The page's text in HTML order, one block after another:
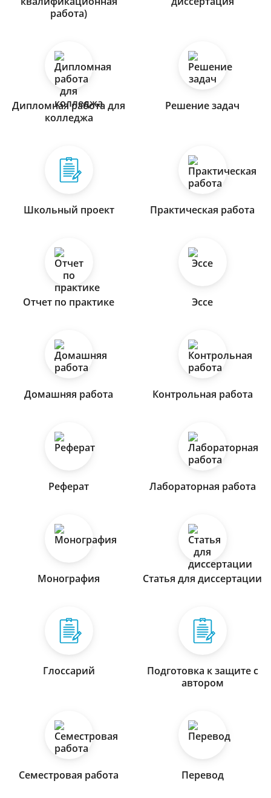
работа)
Дипломная работа для
колледжа
Решение задач
Школьный проект Практическая работа
Отчет по практике Эссе
Домашняя работа Контрольная работа
Реферат Лабораторная работа
Монография Статья для диссертации
Глоссарий
Подготовка к защите с
автором
Семестровая работа Перевод